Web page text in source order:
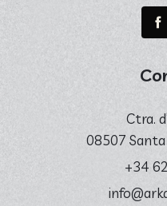
Ctra.
08507 Santa
+34